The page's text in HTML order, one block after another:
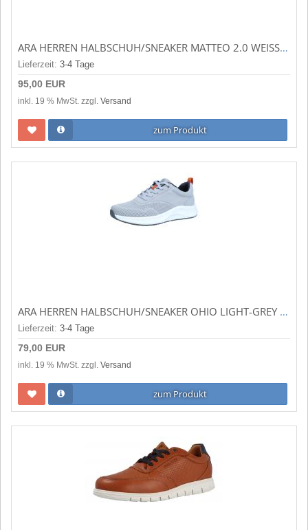
ARA HERREN HALBSCHUH/SNEAKER MATTEO 2.0 WEISS,BLAU (WEISS) 11-24505-03
Lieferzeit: 3-4 Tage
95,00 EUR
inkl. 19 % MwSt. zzgl. Versand
zum Produkt
ARA HERREN HALBSCHUH/SNEAKER OHIO LIGHT-GREY (GRAU) 11-14402-35
Lieferzeit: 3-4 Tage
79,00 EUR
inkl. 19 % MwSt. zzgl. Versand
zum Produkt